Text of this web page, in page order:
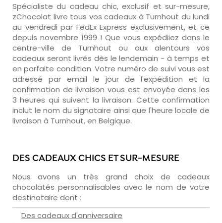
Spécialiste du cadeau chic, exclusif et sur-mesure,
zChocolat livre tous vos cadeaux à Turnhout du lundi
au vendredi par FedEx Express exclusivement, et ce
depuis novembre 1999 ! Que vous expédiiez dans le
centre-ville de Turnhout ou aux alentours vos
cadeaux seront livrés dès le lendemain - à temps et
en parfaite condition. Votre numéro de suivi vous est
adressé par email le jour de l'expédition et la
confirmation de livraison vous est envoyée dans les
3 heures qui suivent la livraison. Cette confirmation
inclut le nom du signataire ainsi que l'heure locale de
livraison à Turnhout, en Belgique.
DES CADEAUX CHICS ET SUR-MESURE
Nous avons un très grand choix de cadeaux
chocolatés personnalisables avec le nom de votre
destinataire dont :
Des cadeaux d'anniversaire